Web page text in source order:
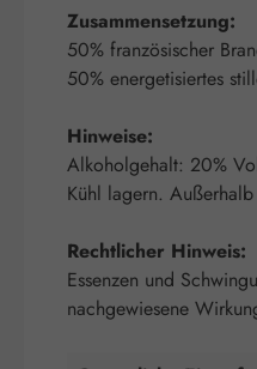
Zusammensetzung:
50% französischer
50% energetisiertes
Hinweise:
Alkoholgehalt: 20%
Kühl lagern.
Rechtlicher Hinweis:
Essenzen und
nachgewiesene